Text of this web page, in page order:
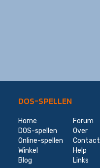
DOS-SPELLEN
Home
DOS-spellen
Online-spellen
Winkel
Blog
Forum
Over
Contact
Help
Links